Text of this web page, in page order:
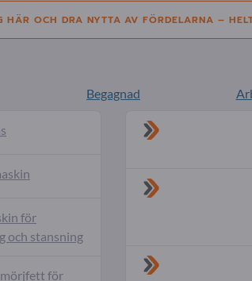
HÄR OCH DRA NYTTA AV FÖRDELARNA –
Begagnad
för
och stansning
för